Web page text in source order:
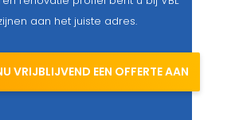
aan het juiste adres.
VRIJBLIJVEND EEN OFFERTE AAN